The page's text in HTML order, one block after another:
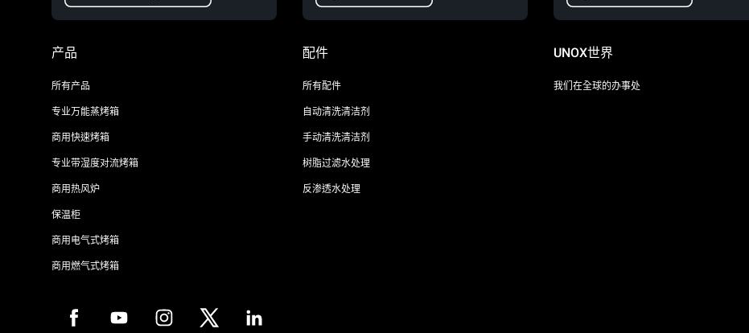
产品
所有产品
专业万能蒸烤箱
商用快速烤箱
专业带湿度对流烤箱
商用热风炉
保温柜
商用电气式烤箱
商用燃气式烤箱
配件
所有配件
自动清洗清洁剂
手动清洗清洁剂
树脂过滤水处理
反渗透水处理
UNOX世界
我们在全球的办事处